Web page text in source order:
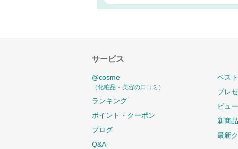
サービス
@cosme
（化粧品・美容の口コミ）
ランキング
ポイント・クーポン
ブログ
Q&A
ベス
プレ
ビュ
新商
最新